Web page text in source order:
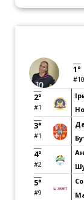
1°
#10
2°
#1
3°
#1
4°
#2
5°
#9